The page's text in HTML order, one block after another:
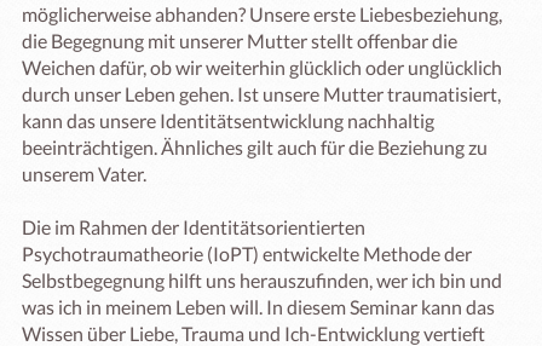
möglicherweise abhanden? Unsere erste Liebesbeziehung,
die Begegnung mit unserer Mutter stellt offenbar die
Weichen dafür, ob wir weiterhin glücklich oder unglücklich
durch unser Leben gehen. Ist unsere Mutter traumatisiert,
kann das unsere Identitätsentwicklung nachhaltig
beeinträchtigen. Ähnliches gilt auch für die Beziehung zu
unserem Vater.
Die im Rahmen der Identitätsorientierten
Psychotraumatheorie (IoPT) entwickelte Methode der
Selbstbegegnung hilft uns herauszufinden, wer ich bin und
was ich in meinem Leben will. In diesem Seminar kann das
Wissen über Liebe, Trauma und Ich-Entwicklung vertieft